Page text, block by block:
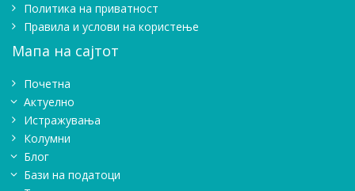
Политика на приватност
Правила и услови на користење
Мапа на сајтот
Почетна
Актуелно
Истражувањa
Колумни
Блог
Бази на податоци